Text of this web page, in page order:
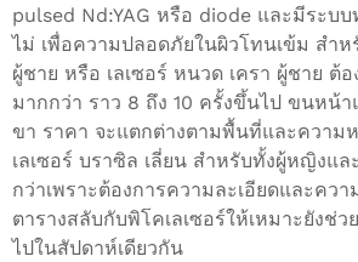
pulsed Nd:YAG หรือ diode และมีระบ
ไม่ เพื่อความปลอดภัยในผิวโทนเข้ม สำห
ผู้ชาย หรือ เลเซอร์ หนวด เครา ผู้ชาย ต้
มากกว่า ราว 8 ถึง 10 ครั้งขึ้นไป ขนหน้า
ขา ราคา จะแตกต่างตามพื้นที่และความ
เลเซอร์ บราซิล เลี่ยน สำหรับทั้งผู้หญิงแล
กว่าเพราะต้องการความละเอียดและคว
ตารางสลับกับพิโคเลเซอร์ให้เหมาะยังช่ว
ไปในสัปดาห์เดียวกัน